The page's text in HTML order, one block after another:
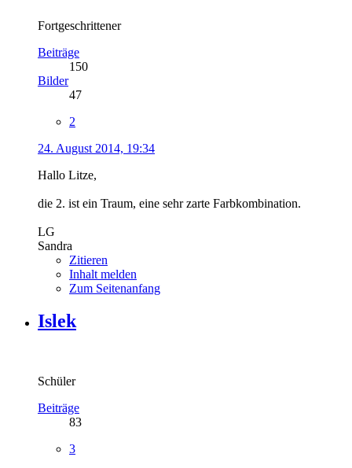
Fortgeschrittener
Beiträge
150
Bilder
47
2
24. August 2014, 19:34
Hallo Litze,
die 2. ist ein Traum, eine sehr zarte Farbkombination.
LG
Sandra
Zitieren
Inhalt melden
Zum Seitenanfang
Islek
Schüler
Beiträge
83
3